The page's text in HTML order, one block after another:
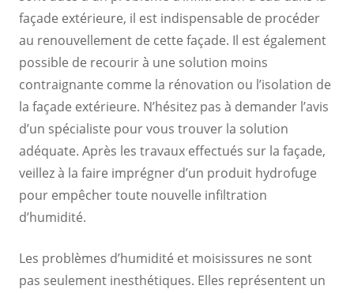
façade extérieure, il est indispensable de procéder
au renouvellement de cette façade. Il est également
possible de recourir à une solution moins
contraignante comme la rénovation ou l’isolation de
la façade extérieure. N’hésitez pas à demander l’avis
d’un spécialiste pour vous trouver la solution
adéquate. Après les travaux effectués sur la façade,
veillez à la faire imprégner d’un produit hydrofuge
pour empêcher toute nouvelle infiltration
d’humidité.
Les problèmes d’humidité et moisissures ne sont
pas seulement inesthétiques. Elles représentent un